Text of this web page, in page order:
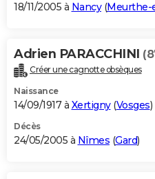
18/11/2005 à Nancy(Meurthe-
Adrien PARACCHINI
Créer une cagnotte obsèques
Naissance
14/09/1917 à Xertigny(Vosges)
Décès
24/05/2005 à Nîmes (Gard)